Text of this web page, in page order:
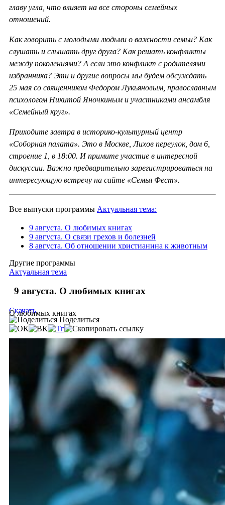
главу угла, что влияет на все стороны семейных
отношений.
Как говорить с молодыми людьми о важности семьи? Как
слушать и слышать друг друга? Как решать конфликты
между поколениями? А если это конфликт с родителями
избранника? Эти и другие вопросы мы будем обсуждать
25 мая со священником Федором Лукьяновым, православным
психологом Никитой Яночкиным и участниками ансамбля
«Семейный круг».
Приходите завтра в историко-культурный центр
«Соборная палата». Это в Москве, Лихов переулок, дом 6,
строение 1, в 18:00. И примите участие в интересной
дискуссии. Важно предварительно зарегистрироваться на
интересующую встречу на сайте «Семья Фест».
Все выпуски программы Актуальная тема:
9 августа. О любимых книгах
9 августа. О связи грехов и болезней
8 августа. Об отношении христианина к животным
Другие программы
Актуальная тема
9 августа. О любимых книгах
О любимых книгах
Скачать
Поделиться